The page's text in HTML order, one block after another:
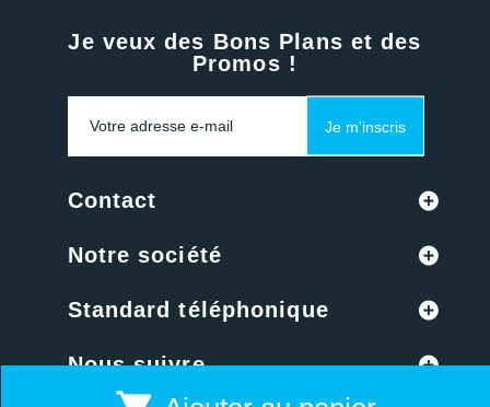
Je veux des Bons Plans et des
Promos !
Je m'inscris
Contact
Notre société
Standard téléphonique
Nous suivre